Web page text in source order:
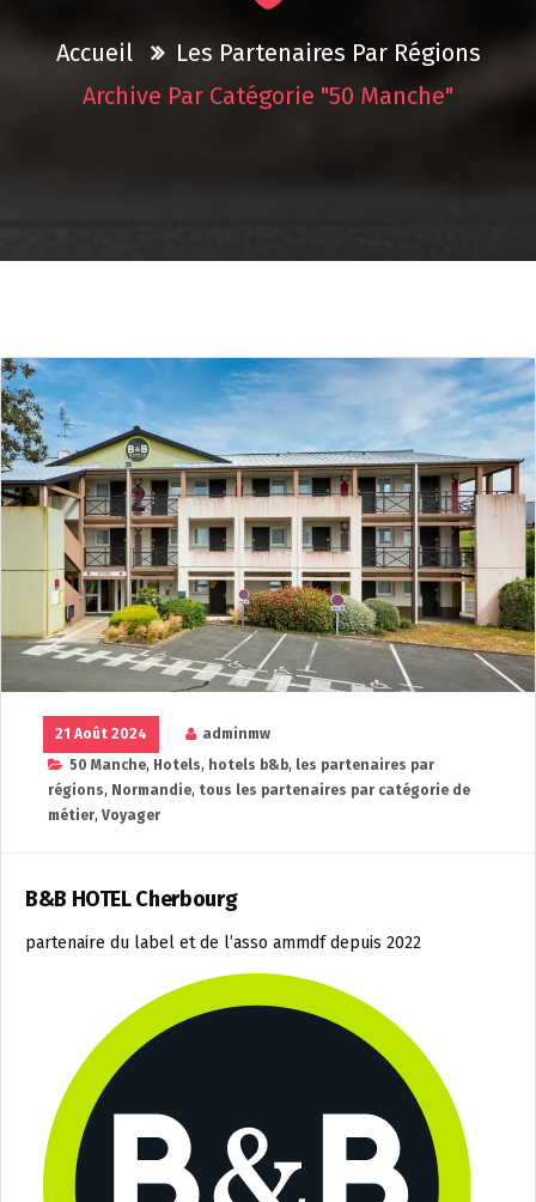
Accueil
Les Partenaires Par Régions
Archive Par Catégorie "50 Manche"
21 Août 2024
adminmw
50 Manche, Hotels, hotels b&b, les partenaires par
régions, Normandie, tous les partenaires par catégorie de
métier, Voyager
B&B HOTEL Cherbourg
partenaire du label et de l’asso ammdf depuis 2022